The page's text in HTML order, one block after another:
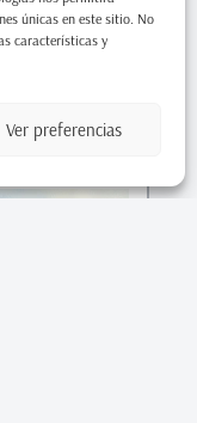
únicas en este sitio. No
características y
Ver preferencias